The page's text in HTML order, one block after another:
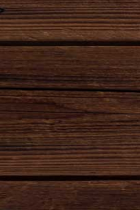
コ
ン
テ
ン
ツ
に
ス
キ
ッ
プ